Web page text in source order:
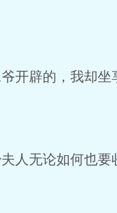
辟的，我却坐
无论如何也要